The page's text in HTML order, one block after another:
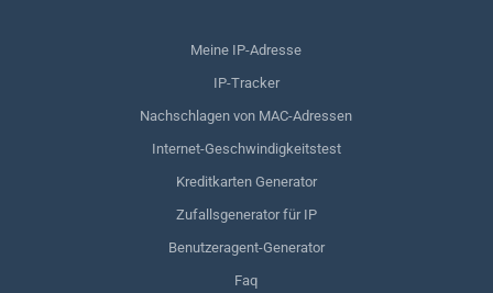
Meine IP-Adresse
IP-Tracker
Nachschlagen von MAC-Adressen
Internet-Geschwindigkeitstest
Kreditkarten Generator
Zufallsgenerator für IP
Benutzeragent-Generator
Faq